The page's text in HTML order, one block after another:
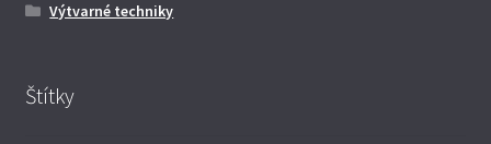
Výtvarné techniky
Štítky